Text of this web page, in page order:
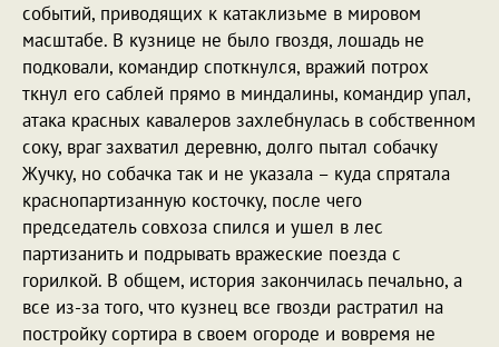
событий, приводящих к катаклизьме в мировом
масштабе. В кузнице не было гвоздя, лошадь не
подковали, командир споткнулся, вражий потрох
ткнул его саблей прямо в миндалины, командир упал,
атака красных кавалеров захлебнулась в собственном
соку, враг захватил деревню, долго пытал собачку
Жучку, но собачка так и не указала – куда спрятала
краснопартизанную косточку, после чего
председатель совхоза спился и ушел в лес
партизанить и подрывать вражеские поезда с
горилкой. В общем, история закончилась печально, а
все из-за того, что кузнец все гвозди растратил на
постройку сортира в своем огороде и вовремя не